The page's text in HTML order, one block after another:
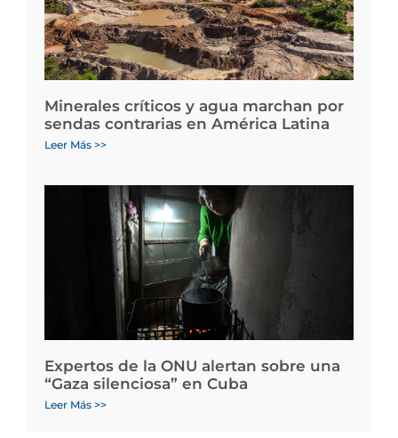
Minerales críticos y agua marchan por
sendas contrarias en América Latina
Leer Más >>
Expertos de la ONU alertan sobre una
“Gaza silenciosa” en Cuba
Leer Más >>